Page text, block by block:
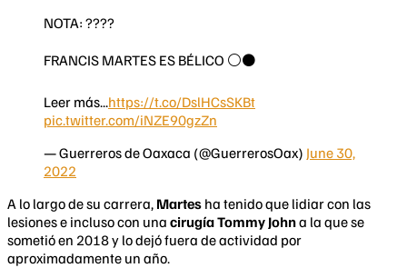
NOTA: ????️
FRANCIS MARTES ES BÉLICO ⚪️⚫️
Leer más...https://t.co/DslHCsSKBt
pic.twitter.com/iNZE90gzZn
— Guerreros de Oaxaca (@GuerrerosOax) June 30,
2022
A lo largo de su carrera, Martes ha tenido que lidiar con las
lesiones e incluso con una cirugía Tommy Johna la que se
sometió en 2018 y lo dejó fuera de actividad por
aproximadamente un año.